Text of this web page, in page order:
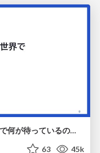
コードの90%をAIが書く世界で何が待っているのか / What awaits us in a world where 90% of the code is written by AI
63 45k